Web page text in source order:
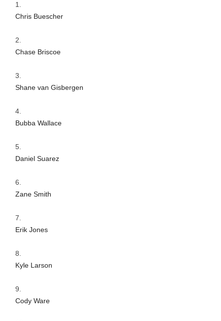
Chris Buescher
Chase Briscoe
Shane van Gisbergen
Bubba Wallace
Daniel Suarez
Zane Smith
Erik Jones
Kyle Larson
Cody Ware